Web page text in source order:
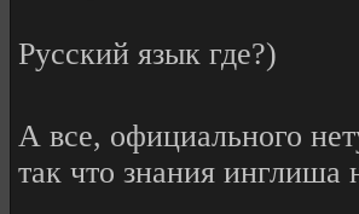
Русский язык где?)
А все, официального
так что знания